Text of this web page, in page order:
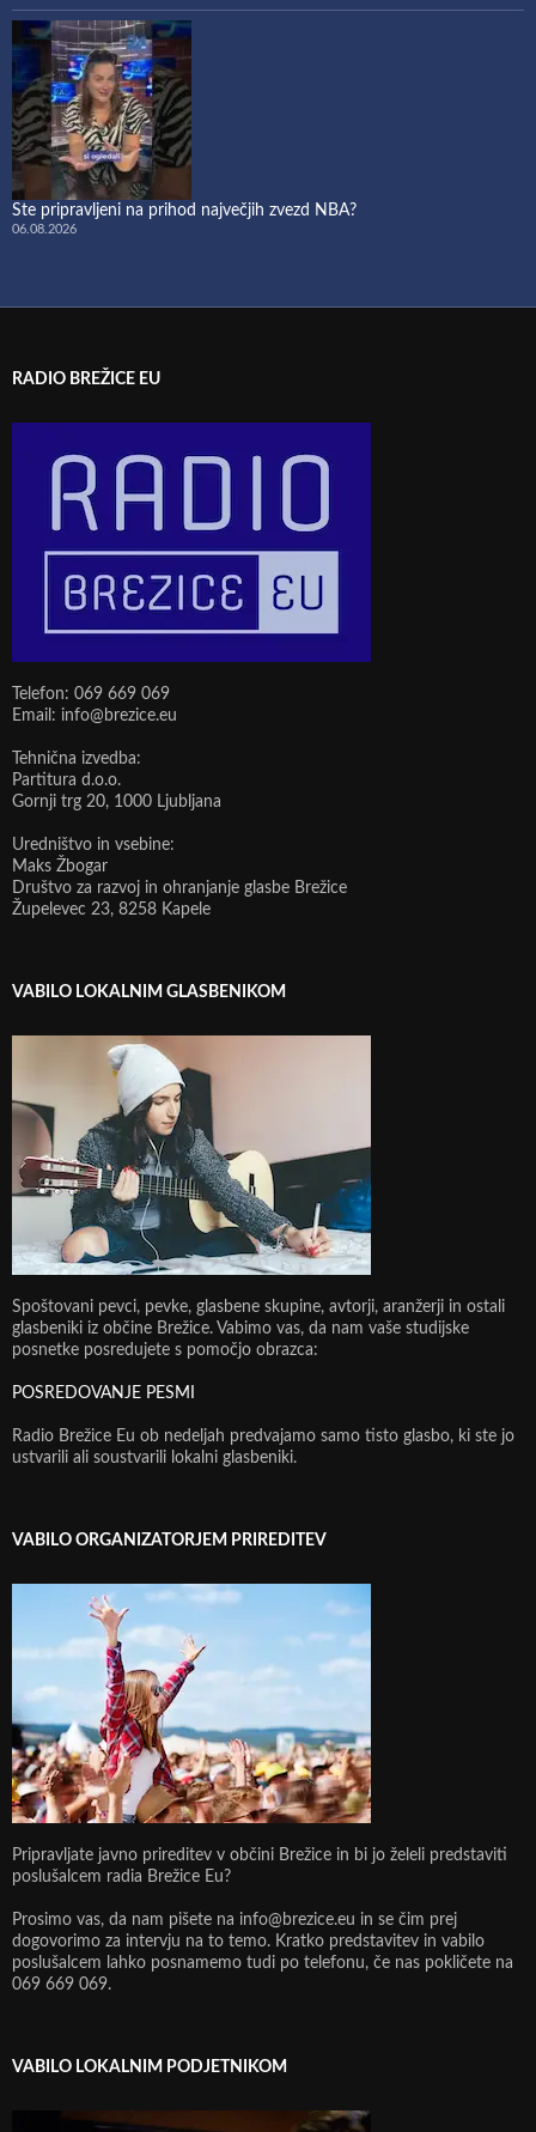
Ste pripravljeni na prihod največjih zvezd NBA?
06.08.2026
RADIO BREŽICE EU
Telefon: 069 669 069
Email: info@brezice.eu
Tehnična izvedba:
Partitura d.o.o.
Gornji trg 20, 1000 Ljubljana
Uredništvo in vsebine:
Maks Žbogar
Društvo za razvoj in ohranjanje glasbe Brežice
Župelevec 23, 8258 Kapele
VABILO LOKALNIM GLASBENIKOM
Spoštovani pevci, pevke, glasbene skupine, avtorji, aranžerji in ostali
glasbeniki iz občine Brežice. Vabimo vas, da nam vaše studijske
posnetke posredujete s pomočjo obrazca:
POSREDOVANJE PESMI
Radio Brežice Eu ob nedeljah predvajamo samo tisto glasbo, ki ste jo
ustvarili ali soustvarili lokalni glasbeniki.
VABILO ORGANIZATORJEM PRIREDITEV
Pripravljate javno prireditev v občini Brežice in bi jo želeli predstaviti
poslušalcem radia Brežice Eu?
Prosimo vas, da nam pišete na info@brezice.eu in se čim prej
dogovorimo za intervju na to temo. Kratko predstavitev in vabilo
poslušalcem lahko posnamemo tudi po telefonu, če nas pokličete na
069 669 069.
VABILO LOKALNIM PODJETNIKOM